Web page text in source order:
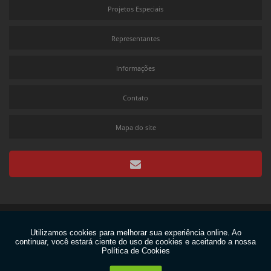
Máquina de impressão flexográfica
Maquina flexográfica a venda
Maquina flexográfica comprar
Impressora flexográfica a venda
Comprar maquina flexográfica
Projetos Especiais
Representantes
Informações
Contato
Mapa do site
W3C
W3C